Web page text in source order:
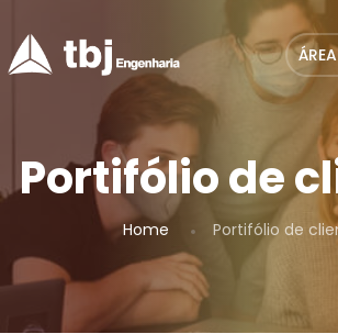
Portifólio de
Home Portifólio de